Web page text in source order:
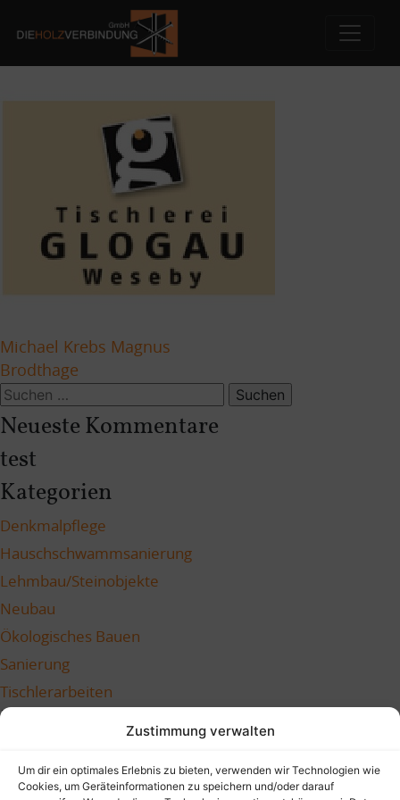
Zustimmung verwalten
Um dir ein optimales Erlebnis zu bieten, verwenden wir Technologien wie
Cookies, um Geräteinformationen zu speichern und/oder darauf
SkipJochen Gloau
Beitragsnavigation
Michael Krebs Magnus
Brodthage
Suchen
nach:
Neueste Kommentare
test
Kategorien
Denkmalpflege
Hauschschwammsanierung
Lehmbau/Steinobjekte
Neubau
Ökologisches Bauen
Sanierung
Tischlerarbeiten
Meta
Eintrags-Feed